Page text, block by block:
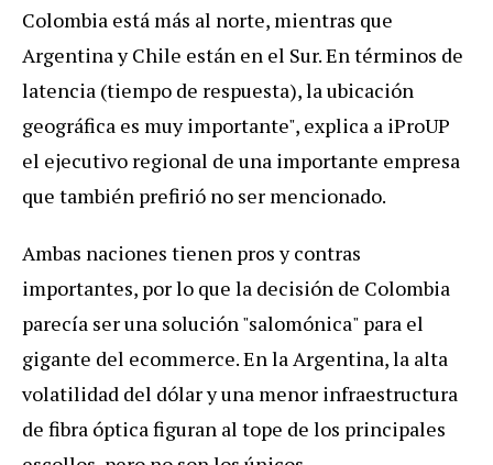
Colombia está más al norte, mientras que
Argentinay Chile están en el Sur.Entérminos de
latencia (tiempo de respuesta),laubicación
geográfica es muy importante", explica a iProUP
el ejecutivo regional de una importante empresa
que también prefirió no ser mencionado.
Ambas naciones tienen pros y contras
importantes, porlo que la decisión de Colombia
parecía seruna solución"salomónica" para el
gigante del ecommerce.EnlaArgentina,la alta
volatilidad del dólaryuna menor infraestructura
de fibra ópticafiguran al tope de los principales